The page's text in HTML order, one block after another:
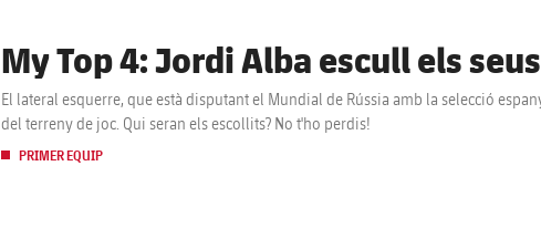
My Top 4: Jordi Alba escull els
El lateral esquerre, que està disputant el Mundial de Rússia amb la selecció
del terreny de joc. Qui seran els escollits? No t'ho perdis!
PRIMER EQUIP